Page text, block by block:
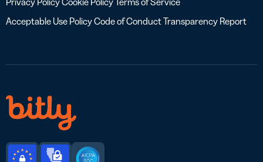
Acceptable Use PolicyCode of ConductTransparency Report